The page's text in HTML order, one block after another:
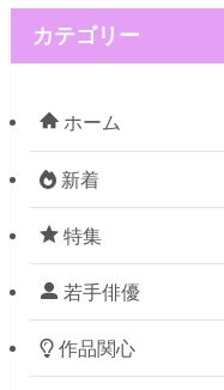
カテゴリー
ホーム
新着
特集
若手俳優
作品関心